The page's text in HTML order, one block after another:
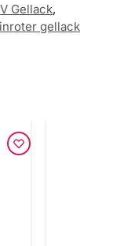
Gellack,
gellack